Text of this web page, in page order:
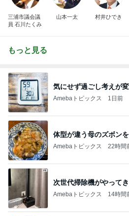
三浦市議会議
員 石川たくみ
山本一太 村井ひでき
もっと見る
気にせず過ごし考えが
Amebaトピックス 1日前
体型が違う母のズボン
Amebaトピックス 22時間
次世代掃除機がやってき
Amebaトピックス 14時間